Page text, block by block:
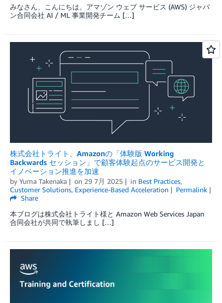
みなさん、こんにちは。アマゾン ウェブ サービス (AWS) ジャパ
ン合同会社 AI / ML 事業開発チーム […]
株式会社トライト、Amazonの「体験版 Working
Backwards セッション」で顧客体験起点のサービス開発と
イノベーション推進を加速
by Yuma Takenaka on 29 7月 2025 in Best Practices,
Customer Solutions, Experience-Based Acceleration
Permalink
Share
本ブログは株式会社トライト様と Amazon Web Services Japan
合同会社が共同で執筆しまし […]